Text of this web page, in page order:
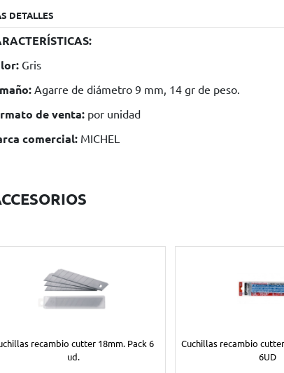
DETALLES
Gris
Agarre de diámetro 9 mm, 14 gr de peso.
de venta: por unidad
comercial: MICHEL
recambio cutter 18mm. Pack 6
ud.
Cuchillas recambio
6UD